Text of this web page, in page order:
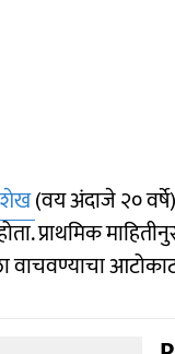
शेख(वय अंदाजे २०
प्राथमिक
वाचवण्याचा